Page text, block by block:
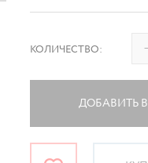
КОЛИЧЕСТВО:
ДОБАВИТЬ